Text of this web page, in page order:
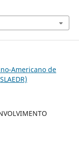
Americano de